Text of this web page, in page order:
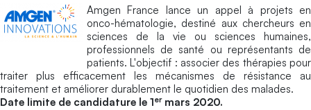
Amgen France lance un appel à projets en
onco-hématologie, destiné aux chercheurs en
sciences de la vie ou sciences humaines,
professionnels de santé ou représentants de
patients. L'objectif : associer des thérapies pour
traiter plus efficacement les mécanismes de résistance au
traitement et améliorer durablement le quotidien des malades.
Date limite de candidature le 1ermars 2020.